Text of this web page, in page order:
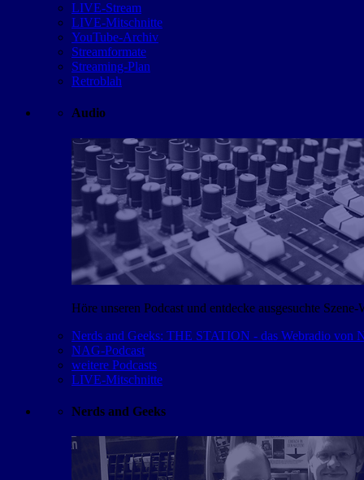
LIVE-Stream
LIVE-Mitschnitte
YouTube-Archiv
Streamformate
Streaming-Plan
Retroblah
Audio
Höre unseren Podcast und entdecke ausgesuchte Szene-
Nerds and Geeks: THE STATION - das Webradio von
NAG-Podcast
weitere Podcasts
LIVE-Mitschnitte
Nerds and Geeks